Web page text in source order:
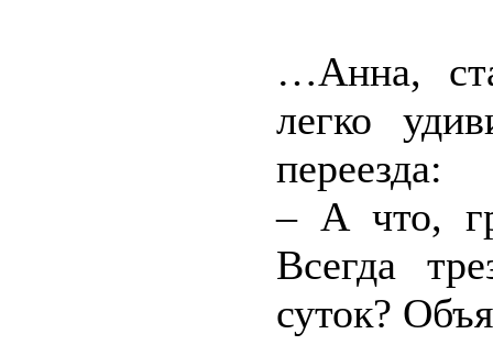
…Анна,
легко
переезда:
– А что,
Всегда
суток?